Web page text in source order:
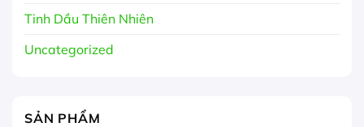
Tinh Dầu Thiên Nhiên
Uncategorized
SẢN PHẨM